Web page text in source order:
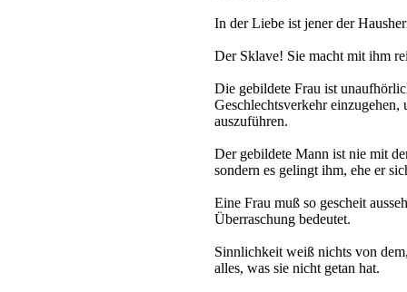
In der Liebe ist jener der
Der Sklave! Sie macht mit ihm
Die gebildete Frau ist
Geschlechtsverkehr
auszuführen.
Der gebildete Mann ist nie mit
sondern es gelingt ihm, ehe er
Eine Frau muß so gescheit
Überraschung bedeutet.
Sinnlichkeit weiß nichts von
alles, was sie nicht getan hat.